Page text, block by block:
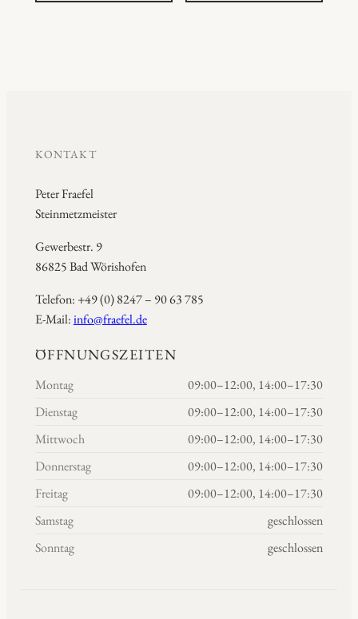
KONTAKT
Peter Fraefel
Steinmetzmeister
Gewerbestr. 9
86825 Bad Wörishofen
Telefon: +49 (0) 8247 – 90 63 785
E-Mail:info@fraefel.de
ÖFFNUNGSZEITEN
Montag
09:00–12:00, 14:00–17:30
Dienstag
09:00–12:00, 14:00–17:30
Mittwoch
09:00–12:00, 14:00–17:30
Donnerstag
09:00–12:00, 14:00–17:30
Freitag
09:00–12:00, 14:00–17:30
Samstag
geschlossen
Sonntag
geschlossen